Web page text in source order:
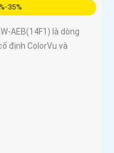
35%
AEB(14F1) là dòng
định ColorVu và